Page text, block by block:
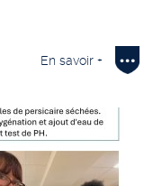
En savoir +